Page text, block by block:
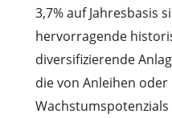
3,7% auf Jahresbasis
hervorragende
diversifizierende
die von Anleihen